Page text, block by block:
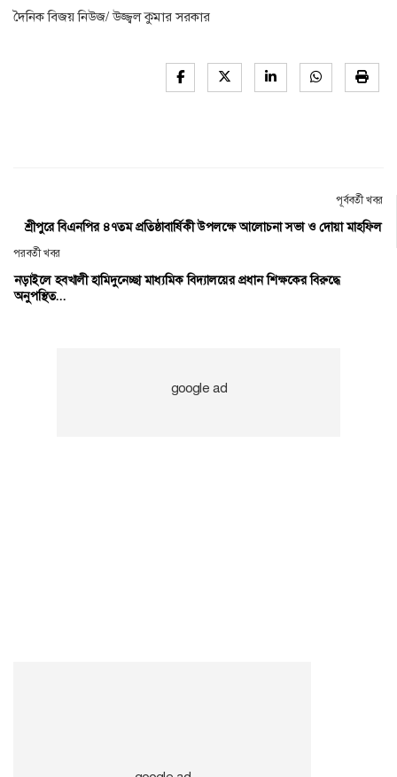
দৈনিক বিজয় নিউজ/ উজ্জ্বল কুমার সরকার
পূর্ববর্তী খবর
শ্রীপুরে বিএনপির ৪৭তম প্রতিষ্ঠাবার্ষিকী উপলক্ষে আলোচনা সভা ও দোয়া মাহফিল
পরবর্তী খবর
নড়াইলে হবখালী হামিদুনেচ্ছা মাধ্যমিক বিদ্যালয়ের প্রধান শিক্ষকের বিরুদ্ধে
অনুপস্থিত...